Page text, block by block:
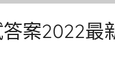
案2022最